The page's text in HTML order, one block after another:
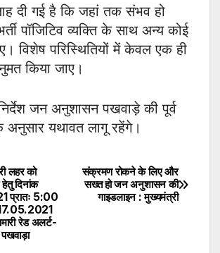
दी गई है कि जहां तक संभव हो
पॉजिटिव व्यक्ति के साथ अन्य कोई
विशेष परिस्थितियों में केवल एक ही
किया जाए।
जन अनुशासन पखवाड़े की पूर्व
अनुसार यथावत लागू रहेंगे।
संक्रमण रोकने के लिए और
सख्त हो जन अनुशासन की
गाइडलाइन : मुख्यमंत्री
लहर को
दिनांक
प्रातः 5:00
रेड अलर्ट-